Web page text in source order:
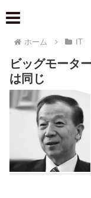
ホーム IT
ビッグモータ
は同じ